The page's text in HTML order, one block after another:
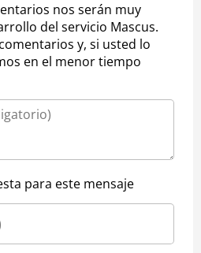
nos serán muy
del servicio Mascus.
y, si usted lo
en el menor tiempo
para este mensaje